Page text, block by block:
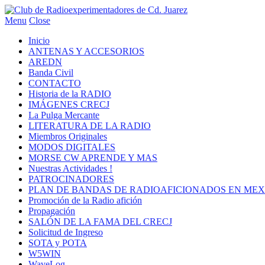
Menu Close
Inicio
ANTENAS Y ACCESORIOS
AREDN
Banda Civil
CONTACTO
Historia de la RADIO
IMÁGENES CRECJ
La Pulga Mercante
LITERATURA DE LA RADIO
Miembros Originales
MODOS DIGITALES
MORSE CW APRENDE Y MAS
Nuestras Actividades !
PATROCINADORES
PLAN DE BANDAS DE RADIOAFICIONADOS EN
Promoción de la Radio afición
Propagación
SALÓN DE LA FAMA DEL CRECJ
Solicitud de Ingreso
SOTA y POTA
W5WIN